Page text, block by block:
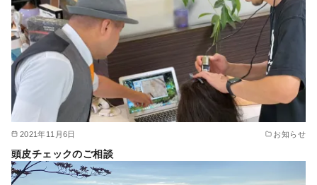
2021年11月6日 お知らせ
頭皮チェックのご相談